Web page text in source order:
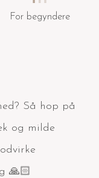
For begyndere
Så hop på
og milde
🙏🏻